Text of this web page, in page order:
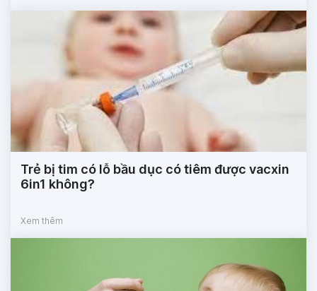
Trẻ bị tim có lỗ bầu dục có tiêm được vacxin
6in1 không?
Xem thêm